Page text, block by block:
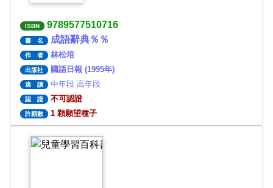
ISBN 9789577510716
書 名 成語辭典％％
作 者 林松培
出版社 國語日報 (1995年)
適 讀 中年段 高年段
認 證 不可認證
許願數 1 顆願望種子